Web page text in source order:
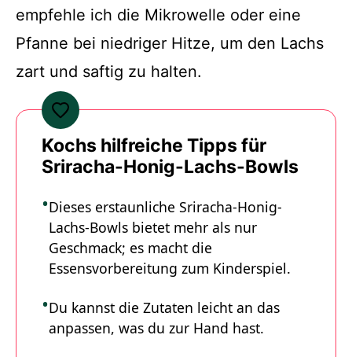
empfehle ich die Mikrowelle oder eine
Pfanne bei niedriger Hitze, um den Lachs
zart und saftig zu halten.
Kochs hilfreiche Tipps für
Sriracha-Honig-Lachs-Bowls
Dieses erstaunliche Sriracha-Honig-
Lachs-Bowls bietet mehr als nur
Geschmack; es macht die
Essensvorbereitung zum Kinderspiel.
Du kannst die Zutaten leicht an das
anpassen, was du zur Hand hast.